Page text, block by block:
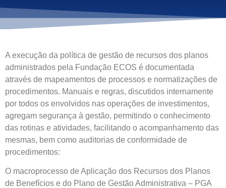
A execução da política de gestão de recursos dos planos
administrados pela Fundação ECOS é documentada
através de mapeamentos de processos e normatizações de
procedimentos. Manuais e regras, discutidos internamente
por todos os envolvidos nas operações de investimentos,
agregam segurança à gestão, permitindo o conhecimento
das rotinas e atividades, facilitando o acompanhamento das
mesmas, bem como auditorias de conformidade de
procedimentos:
O macroprocesso de Aplicação dos Recursos dos Planos
de Benefícios e do Plano de Gestão Administrativa – PGA